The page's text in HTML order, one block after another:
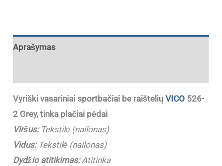
Aprašymas
Vyriški vasariniai sportbačiai be raišteliųVICO 526-
2 Grey, tinka plačiai pėdai
Viršus:Tekstilė (nailonas)
Vidus:Tekstilė (nailonas)
Dydžio atitikimas:Atitinka